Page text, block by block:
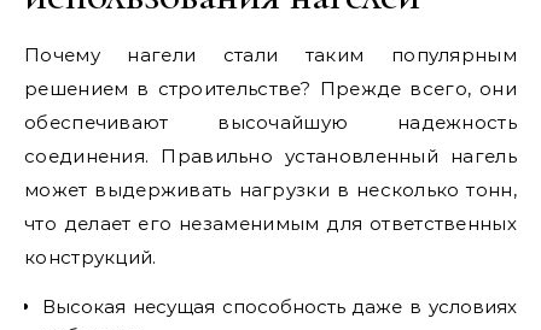
Почему нагели стали таким популярным
решением в строительстве? Прежде всего, они
обеспечивают высочайшую надежность
соединения. Правильно установленный нагель
может выдерживать нагрузки в несколько тонн,
что делает его незаменимым для ответственных
конструкций.
Высокая несущая способность даже в условиях